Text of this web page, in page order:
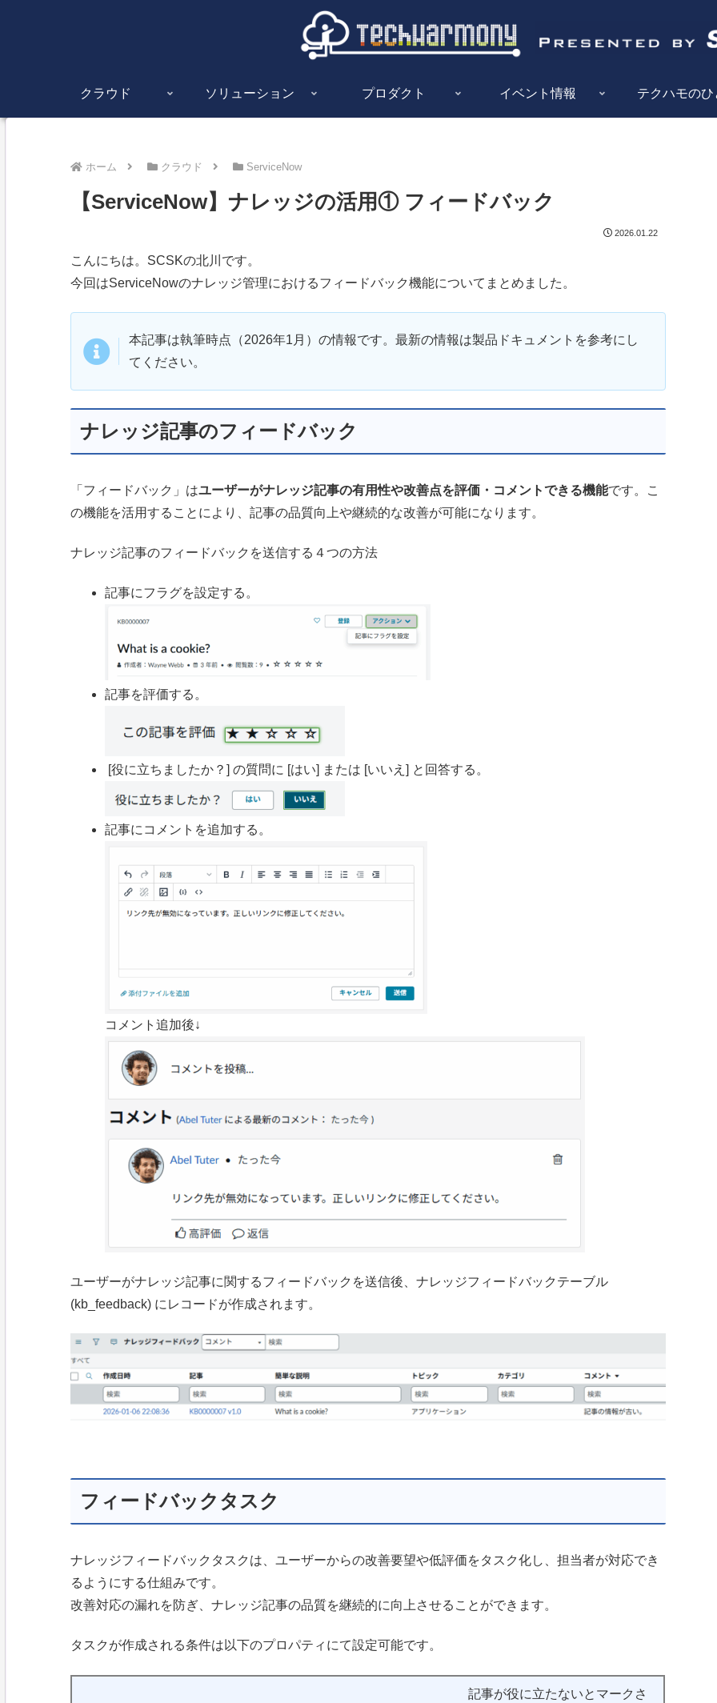
クラウド ソリューション プロダクト イベント情報 テクハモのひ
ホーム クラウド ServiceNow
【ServiceNow】ナレッジの活用① フィードバック
2026.01.22
こんにちは。SCSKの北川です。
今回はServiceNowのナレッジ管理におけるフィードバック機能についてまとめました。
本記事は執筆時点（2026年1月）の情報です。最新の情報は製品ドキュメントを参考にし
てください。
ナレッジ記事のフィードバック
「フィードバック」はユーザーがナレッジ記事の有用性や改善点を評価・コメントできる機能です。こ
の機能を活用することにより、記事の品質向上や継続的な改善が可能になります。
ナレッジ記事のフィードバックを送信する４つの方法
記事にフラグを設定する。
記事を評価する。
[役に立ちましたか？] の質問に [はい] または [いいえ] と回答する。
記事にコメントを追加する。
コメント追加後↓
ユーザーがナレッジ記事に関するフィードバックを送信後、ナレッジフィードバックテーブル
(kb_feedback) にレコードが作成されます。
フィードバックタスク
ナレッジフィードバックタスクは、ユーザーからの改善要望や低評価をタスク化し、担当者が対応でき
るようにする仕組みです。
改善対応の漏れを防ぎ、ナレッジ記事の品質を継続的に向上させることができます。
タスクが作成される条件は以下のプロパティにて設定可能です。
記事が役に立たないとマークさ